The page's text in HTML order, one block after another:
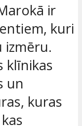
ir
kuri
izmēru.
klīnikas
un
kuras